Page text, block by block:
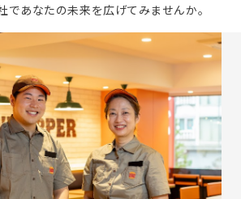
であなたの未来を広げてみませんか。